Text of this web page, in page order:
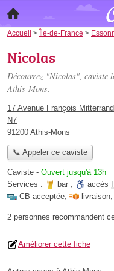
Accueil > Île-de-France >
Nicolas
Découvrez "Nicolas", caviste
Athis-Mons.
17 Avenue François Mitterrand
N7
91200 Athis-Mons
📞 Appeler ce caviste
Caviste - Ouvert jusqu'à 13h
Services :
bar , accès
CB acceptée, livraison,
2 personnes recommandent
Améliorer cette fiche